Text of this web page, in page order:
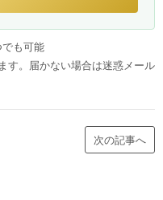
も可能
す。届かない場合は迷惑メール
次の記事へ